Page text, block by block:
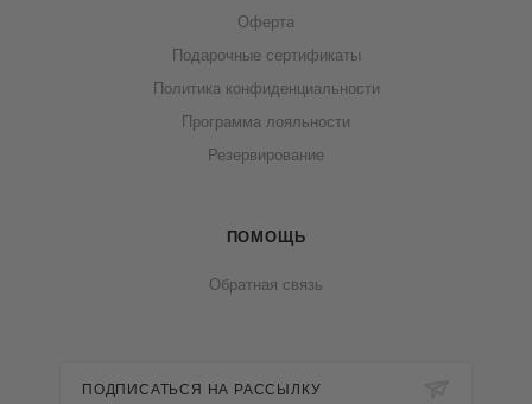
Оферта
Подарочные сертификаты
Политика конфиденциальности
Программа лояльности
Резервирование
ПОМОЩЬ
Обратная связь
ПОДПИСАТЬСЯ НА РАССЫЛКУ